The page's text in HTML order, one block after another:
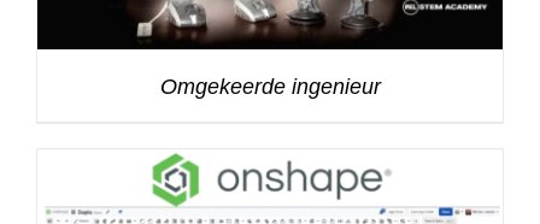
Omgekeerde ingenieur